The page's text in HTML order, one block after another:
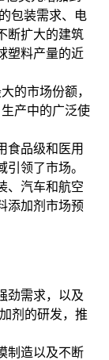
包装需求、电
断扩大的建筑
塑料产量的近
的市场份额，
产中的广泛使
食品级和医用
领了市场。
、汽车和航空
添加剂市场预
劲需求，以及
剂的研发，推
制造以及不断